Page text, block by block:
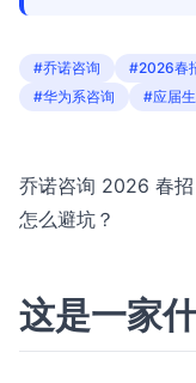
#乔诺咨询 #2026春
#华为系咨询
#应届
乔诺咨询 2026 春
怎么避坑？
这是一家